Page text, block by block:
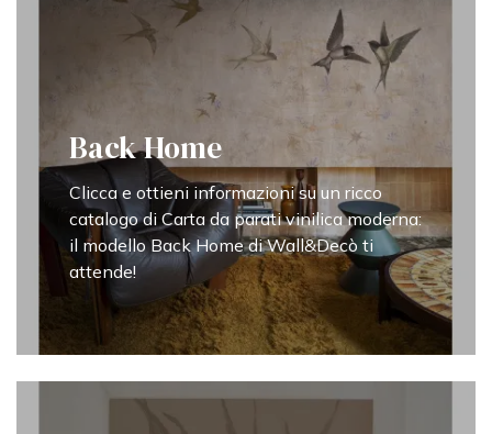
Back Home
Clicca e ottieni informazioni su un ricco
catalogo di Carta da parati vinilica moderna:
il modello Back Home di Wall&Decò ti
attende!